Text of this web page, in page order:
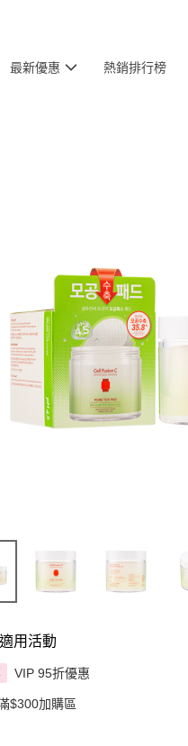
最新優惠 熱銷排行榜
用活動
VIP 95折優惠
$300加購區